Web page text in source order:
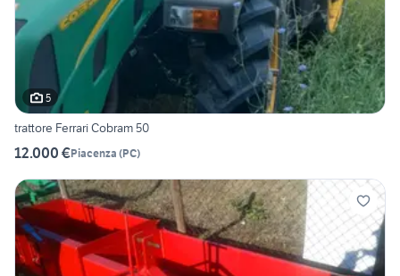
5
trattore Ferrari Cobram 50
12.000 €Piacenza (PC)